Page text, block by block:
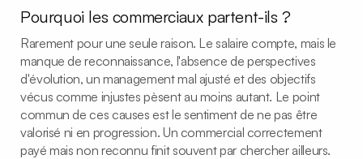
Pourquoi les commerciaux partent-ils ?
Rarement pour une seule raison. Le salaire compte, mais le
manque de reconnaissance, l'absence de perspectives
d'évolution, un management mal ajusté et des objectifs
vécus comme injustes pèsent au moins autant. Le point
commun de ces causes est le sentiment de ne pas être
valorisé ni en progression. Un commercial correctement
payé mais non reconnu finit souvent par chercher ailleurs.